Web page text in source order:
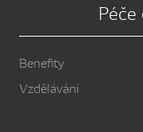
Péče
Benefity
Vzdělávání